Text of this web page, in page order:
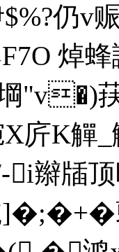
仍v赈\
F7O
荴
K觶
i辮牐